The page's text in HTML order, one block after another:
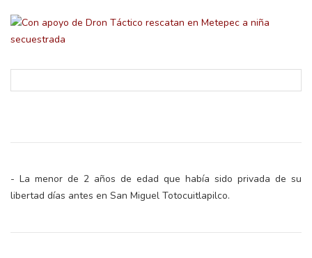
- La menor de 2 años de edad que había sido privada de su
libertad días antes en San Miguel Totocuitlapilco.